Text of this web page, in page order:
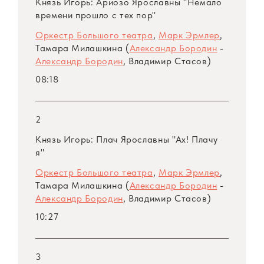
Милашкиной присуждается первая премия.
Через месяц почетньй член жюри конкурса
VI Всемирного фестиваля молодежи и
студентов в Москве, прославленный
итальянский певец Тито Скипа вручил ей
На сцену Большого театра Тамара
Милашкина пришла еще студенткой IV курса
Московской консерватории. За эти годы
она стала одной из ведущих солисток
театра, обрела большой сценический опыт.
Ее репертуар включает целый ряд партий в
классических и современных операх:
Наташи Ростовой («Война и мир» С.
Прокофьева), Катарины («Укрощение
времени прошло с тех пор"
Оркестр Большого театра, Марк Эрмлер,
Тамара Милашкина (Александр Бородин -
Александр Бородин, Владимир Стасов)
08:18
2
Князь Игорь: Плач Ярославны "Ах! Плачу
я"
Оркестр Большого театра, Марк Эрмлер,
Тамара Милашкина (Александр Бородин -
Александр Бородин, Владимир Стасов)
10:27
3